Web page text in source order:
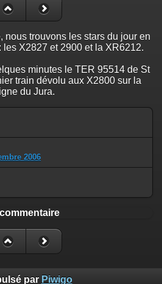
trouvons les stars du jour en
les X2827 et 2900 et la XR6212.
minutes le TER 95514 de St
train dévolu aux X2800 sur la
ligne du Jura.
2006
par Piwigo